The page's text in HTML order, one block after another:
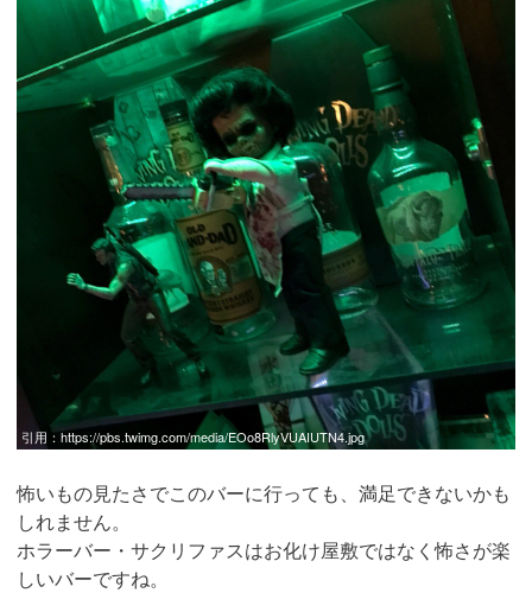
引用：https://pbs.twimg.com/media/EOo8RlyVUAIUTN4.jpg
怖いもの見たさでこのバーに行っても、満足できないかも
しれません。
ホラーバー・サクリファスはお化け屋敷ではなく怖さが楽
しいバーですね。